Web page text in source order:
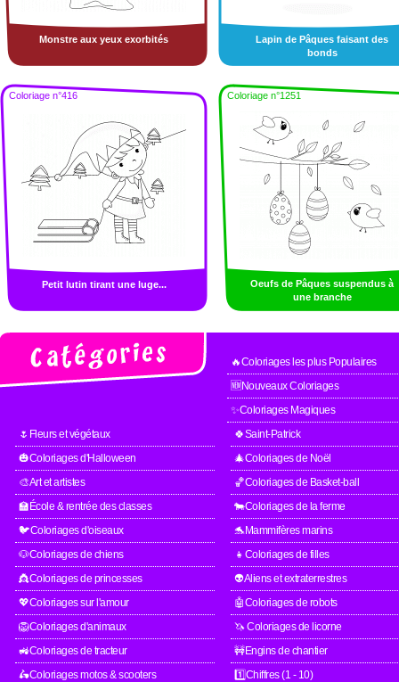
Monstre aux yeux exorbités
Lapin de Pâques faisant des
bonds
Coloriage n°416
Petit lutin tirant une luge...
Coloriage n°1251
Oeufs de Pâques suspendus à
une branche
🔥Coloriages les plus Populaires
🆕Nouveaux Coloriages
✨Coloriages Magiques
🌷Fleurs et végétaux
🍀Saint-Patrick
🎃Coloriages d'Halloween
🎄Coloriages de Noël
🎨Art et artistes
🏀Coloriages de Basket-ball
🏫École & rentrée des classes
🐄Coloriages de la ferme
🐦Coloriages d'oiseaux
🐬Mammifères marins
🐶Coloriages de chiens
👧Coloriages de filles
👸Coloriages de princesses
👽Aliens et extraterrestres
💖Coloriages sur l'amour
🤖Coloriages de robots
🦁Coloriages d'animaux
🦄 Coloriages de licorne
🚜Coloriages de tracteur
🚧Engins de chantier
🛵Coloriages motos & scooters
1️⃣Chiffres (1 - 10)